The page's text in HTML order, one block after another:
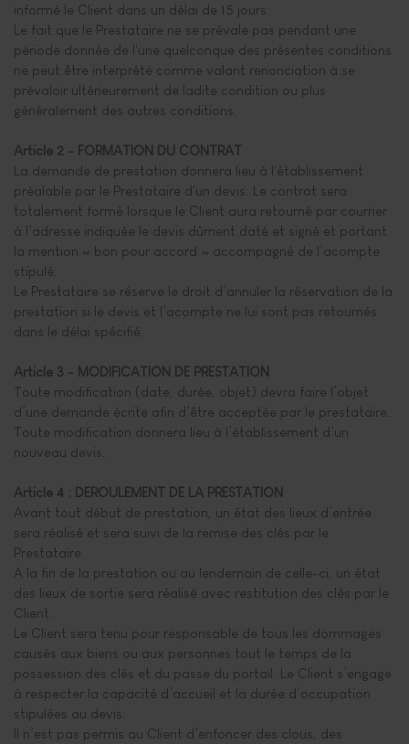
informé le Client dans un délai de 15 jours.
Le fait que le Prestataire ne se prévale pas pendant une
période donnée de l'une quelconque des présentes conditions
ne peut être interprété comme valant renonciation à se
prévaloir ultérieurement de ladite condition ou plus
généralement des autres conditions.
Article 2 - FORMATION DU CONTRAT
La demande de prestation donnera lieu à l'établissement
préalable par le Prestataire d'un devis. Le contrat sera
totalement formé lorsque le Client aura retourné par courrier
à l’adresse indiquée le devis dûment daté et signé et portant
la mention « bon pour accord » accompagné de l’acompte
stipulé.
Le Prestataire se réserve le droit d’annuler la réservation de la
prestation si le devis et l’acompte ne lui sont pas retournés
dans le délai spécifié.
Article 3 - MODIFICATION DE PRESTATION
Toute modification (date, durée, objet) devra faire l’objet
d’une demande écrite afin d’être acceptée par le prestataire.
Toute modification donnera lieu à l’établissement d’un
nouveau devis.
Article 4 : DEROULEMENT DE LA PRESTATION
Avant tout début de prestation, un état des lieux d’entrée
sera réalisé et sera suivi de la remise des clés par le
Prestataire.
A la fin de la prestation ou au lendemain de celle-ci, un état
des lieux de sortie sera réalisé avec restitution des clés par le
Client.
Le Client sera tenu pour responsable de tous les dommages
causés aux biens ou aux personnes tout le temps de la
possession des clés et du passe du portail. Le Client s’engage
à respecter la capacité d’accueil et la durée d’occupation
stipulées au devis.
Il n’est pas permis au Client d’enfoncer des clous, des